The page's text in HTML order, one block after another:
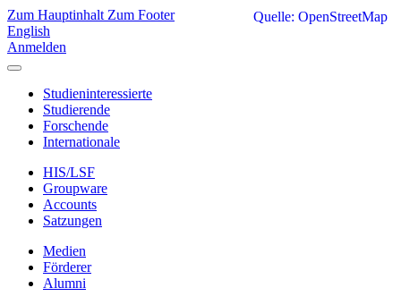
Zum Hauptinhalt Zum Footer
English
Anmelden
Studieninteressierte
Studierende
Forschende
Internationale
HIS/LSF
Groupware
Accounts
Satzungen
Medien
Förderer
Alumni
Quelle: OpenStreetMap